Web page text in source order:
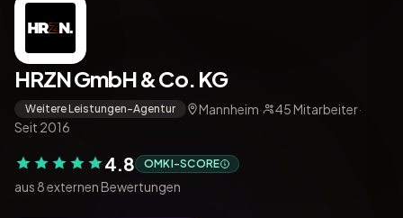
HRZN GmbH & Co. KG
Weitere Leistungen-Agentur Mannheim· 45 Mitarbeiter·
Seit 2016
4.8 OMKI-SCORE
aus 8 externen Bewertungen